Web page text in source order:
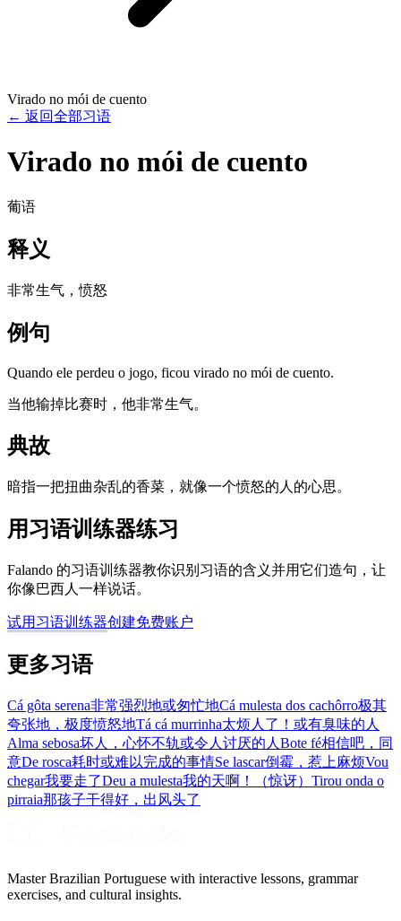
Virado no mói de cuento
← 返回全部习语
Virado no mói de cuento
葡语
释义
非常生气，愤怒
例句
Quando ele perdeu o jogo, ficou virado no mói de cuento.
当他输掉比赛时，他非常生气。
典故
暗指一把扭曲杂乱的香菜，就像一个愤怒的人的心思。
用习语训练器练习
Falando 的习语训练器教你识别习语的含义并用它们造句，让
你像巴西人一样说话。
试用习语训练器创建免费账户
更多习语
Cá gôta serena非常强烈地或匆忙地Cá mulesta dos cachôrro极其
夸张地，极度愤怒地Tá cá murrinha太烦人了！或有臭味的人
Alma sebosa坏人，心怀不轨或令人讨厌的人 Bote fé相信吧，同
意De rosca耗时或难以完成的事情Se lascar倒霉，惹上麻烦Vou
chegar我要走了Deu a mulesta我的天啊！（惊讶） Tirou onda o
pirraia那孩子干得好，出风头了
Master Brazilian Portuguese with interactive lessons, grammar
exercises, and cultural insights.